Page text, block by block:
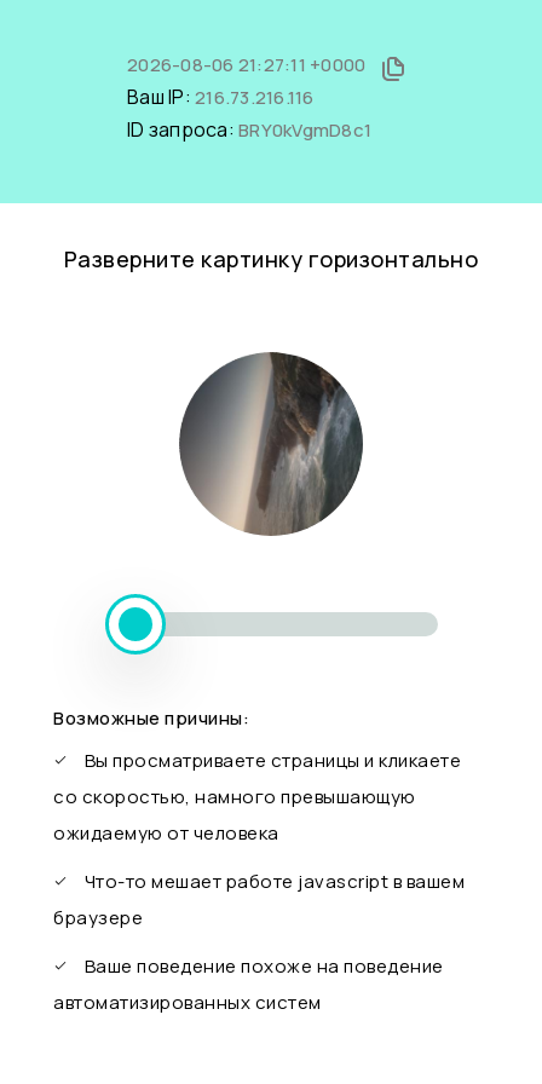
2026-08-06 21:27:11 +0000
Ваш IP: 216.73.216.116
ID запроса: BRY0kVgmD8c1
Разверните картинку горизонтально
Возможные причины:
Вы просматриваете страницы и кликаете
со скоростью, намного превышающую
ожидаемую от человека
Что-то мешает работе javascript в вашем
браузере
Ваше поведение похоже на поведение
автоматизированных систем